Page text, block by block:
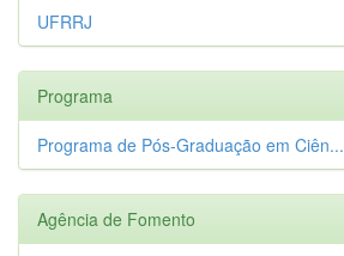
UFRRJ
Programa
Programa de Pós-Graduação em Ciên...
Agência de Fomento